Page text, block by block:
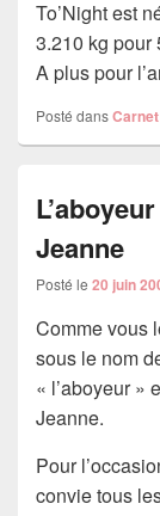
To’Night est
3.210 kg pour
A plus pour
Posté dans
Jeanne
Posté le 20 juin
Comme vous
sous le nom
« l’aboyeur »
Jeanne.
Pour
convie tous